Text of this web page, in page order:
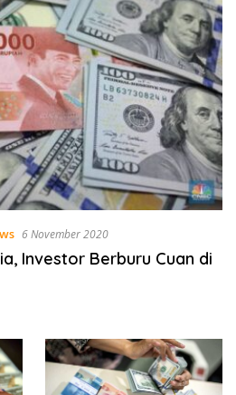
6 November 2020
Investor Berburu Cuan di